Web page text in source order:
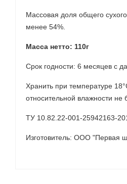
Массовая доля общего
менее 54%.
Масса нетто: 110г
Срок годности: 6 месяцев с
Хранить при температуре
относительной влажности не
ТУ 10.82.22-001-25942163-
Изготовитель: ООО "Первая